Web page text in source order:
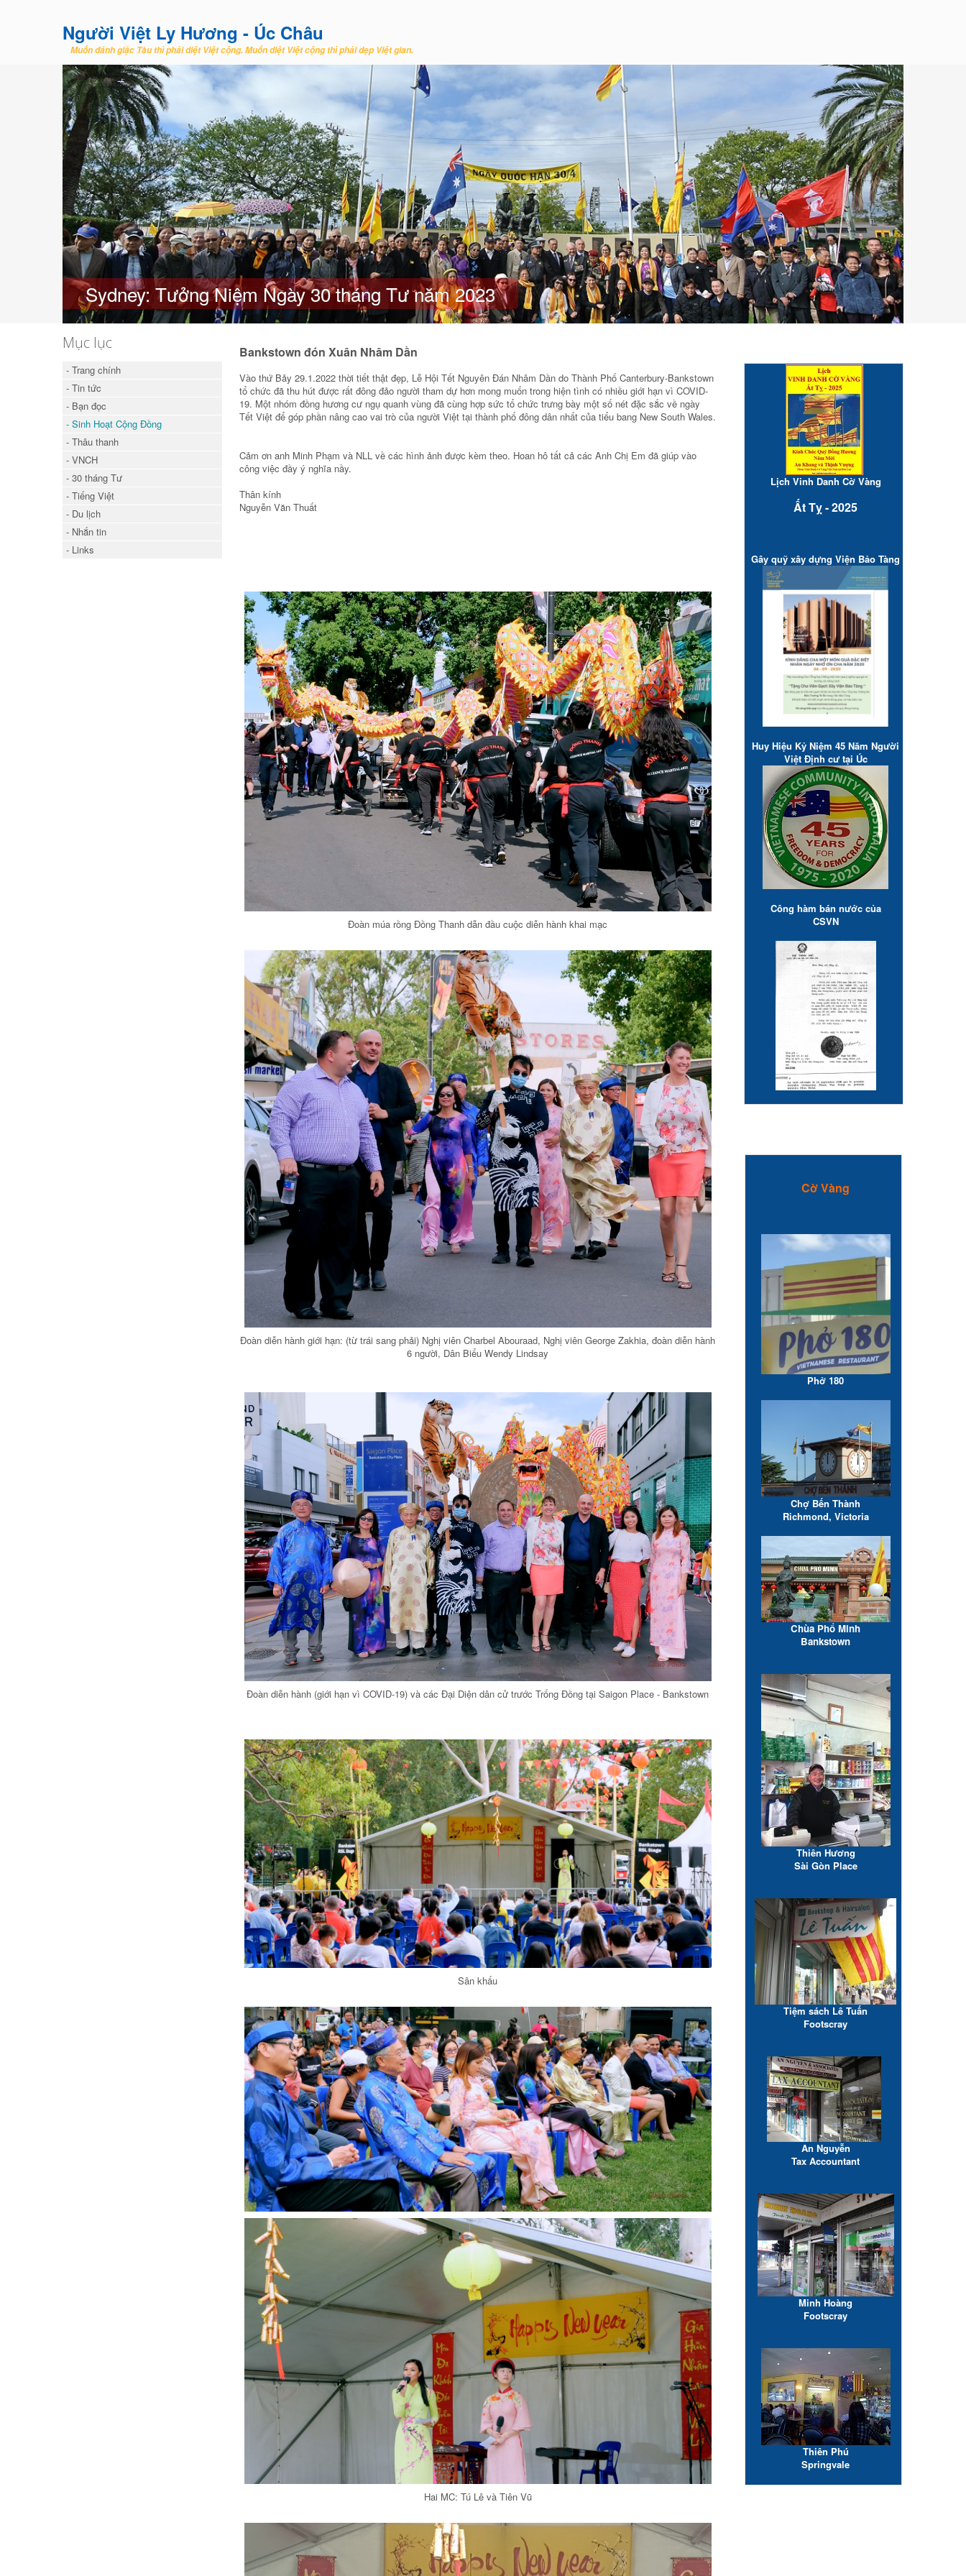
Người Việt Ly Hương - Úc Châu
Muốn đánh giặc Tàu thì phải diệt Việt cộng. Muốn diệt Việt cộng thì phải dẹp Việt gian.
Sydney: Tưởng Niệm Ngày 30 tháng Tư năm 2023
Mục lục
- Trang chính
- Tin tức
- Bạn đọc
- Sinh Hoạt Cộng Đồng
- Thâu thanh
- VNCH
- 30 tháng Tư
- Tiếng Việt
- Du lịch
- Nhắn tin
- Links
Bankstown đón Xuân Nhâm Dần
Vào thứ Bảy 29.1.2022 thời tiết thật đẹp, Lễ Hội Tết Nguyên Đán Nhâm Dần do Thành Phố Canterbury-Bankstown
tổ chức đã thu hút được rất đông đảo người tham dự hơn mong muốn trong hiện tình có nhiều giới hạn vì COVID-
19. Một nhóm đồng hương cư ngụ quanh vùng đã cùng hợp sức tổ chức trưng bày một số nét đặc sắc về ngày
Tết Việt để góp phần nâng cao vai trò của người Việt tại thành phố đông dân nhất của tiểu bang New South Wales.
Cảm ơn anh Minh Phạm và NLL về các hình ảnh được kèm theo. Hoan hô tất cả các Anh Chị Em đã giúp vào
công việc đầy ý nghĩa nầy.
Thân kính
Nguyễn Văn Thuất
Đoàn múa rồng Đồng Thanh dẫn đầu cuộc diễn hành khai mạc
Đoàn diễn hành giới hạn: (từ trái sang phải) Nghị viên Charbel Abouraad, Nghị viên George Zakhia, đoàn diễn hành
6 người, Dân Biểu Wendy Lindsay
Đoàn diễn hành (giới hạn vì COVID-19) và các Đại Diện dân cử trước Trống Đồng tại Saigon Place - Bankstown
Sân khấu
Hai MC: Tú Lê và Tiên Vũ
Lịch Vinh Danh Cờ Vàng
Ất Tỵ - 2025
Gây quỹ xây dựng Viện Bảo Tàng
Huy Hiệu Kỷ Niệm 45 Năm Người
Việt Định cư tại Úc
Công hàm bán nước của
CSVN
Cờ Vàng
Phở 180
Chợ Bến Thành
Richmond, Victoria
Chùa Phổ Minh
Bankstown
Thiên Hương
Sài Gòn Place
Tiệm sách Lê Tuấn
Footscray
An Nguyễn
Tax Accountant
Minh Hoàng
Footscray
Thiên Phú
Springvale